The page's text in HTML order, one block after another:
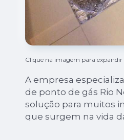
Clique na imagem para expandir
A empresa
de ponto de gás Rio
solução para muitos
que surgem na vida